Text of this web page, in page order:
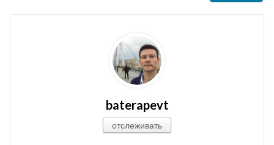
baterapevt
отслеживать